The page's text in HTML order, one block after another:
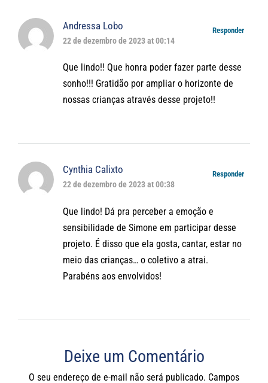
Andressa Lobo
22 de dezembro de 2023 at 00:14
Responder
Que lindo!! Que honra poder fazer parte desse
sonho!!! Gratidão por ampliar o horizonte de
nossas crianças através desse projeto!!
Cynthia Calixto
22 de dezembro de 2023 at 00:38
Responder
Que lindo! Dá pra perceber a emoção e
sensibilidade de Simone em participar desse
projeto. É disso que ela gosta, cantar, estar no
meio das crianças… o coletivo a atrai.
Parabéns aos envolvidos!
Deixe um Comentário
O seu endereço de e-mail não será publicado. Campos